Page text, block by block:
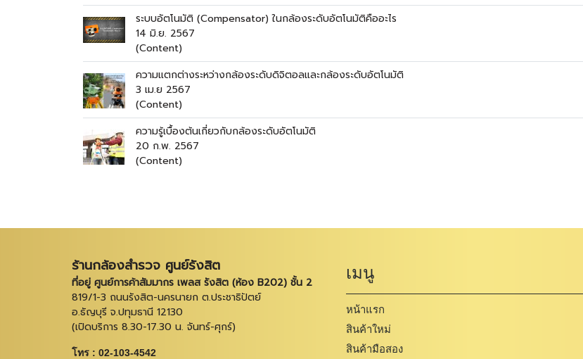
ระบบอัตโนมัติ (Compensator) ในกล้องระดับอัตโนมัติคืออะไร
14 มิ.ย. 2567
(Content)
ความแตกต่างระหว่างกล้องระดับดิจิตอลและกล้องระดับอัตโนมัติ
3 เม.ย 2567
(Content)
ความรู้เบื้องต้นเกี่ยวกับกล้องระดับอัตโนมัติ
20 ก.พ. 2567
(Content)
ร้านกล้องสำรวจ ศูนย์รังสิต
ที่อยู่ ศูนย์การค้าสัมมากร เพลส รังสิต (ห้อง B202) ชั้น 2
819/1-3 ถนนรังสิต-นครนายก ต.ประชาธิปัตย์
อ.ธัญบุรี จ.ปทุมธานี 12130
(เปิดบริการ 8.30-17.30 น. จันทร์-ศุกร์)
โทร : 02-103-4542
เมนู
หน้าแรก
สินค้าใหม่
สินค้ามือสอง